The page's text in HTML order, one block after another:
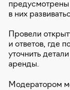
предусмотрены
в них
Провели
и ответов, где
уточнить
аренды.
Модератором